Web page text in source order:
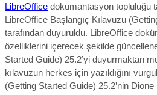
LibreOffice dokümantasyon topluluğu
LibreOffice Başlangıç Kılavuzu
tarafından duyuruldu. LibreOffice
özelliklerini içerecek şekilde
Started Guide) 25.2’yi duyurmaktan
kılavuzun herkes için yazıldığını
(Getting Started Guide) 25.2’nin Dione